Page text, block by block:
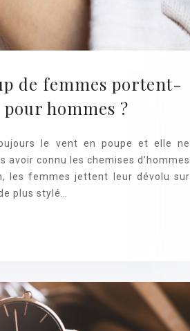
de femmes portent-
hommes ?
le vent en poupe et elle ne
avoir connu les chemises d’hommes
les femmes jettent leur dévolu sur
plus stylé…